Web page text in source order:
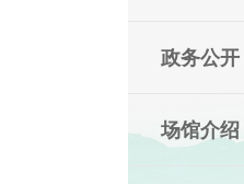
政务公开
场馆介绍